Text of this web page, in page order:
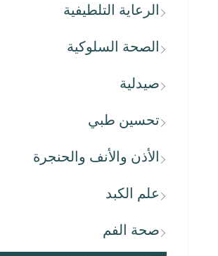
الرعاية التلطيفية
الصحة السلوكية
صيدلية
تحسين طبي
الأذن والأنف والحنجرة
علم الكبد
صحة الفم